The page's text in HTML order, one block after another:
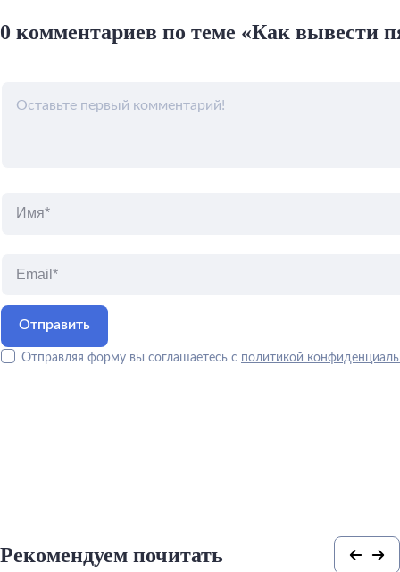
0 комментариев по теме «Как вывести
Отправляя форму вы соглашаетесь с политикой
Рекомендуем почитать